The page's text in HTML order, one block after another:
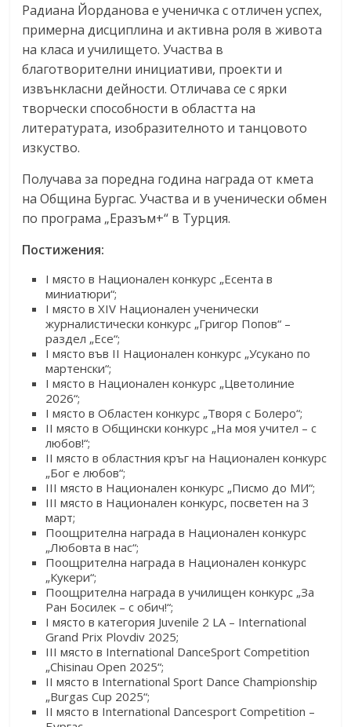
Радиана Йорданова е ученичка с отличен успех,
примерна дисциплина и активна роля в живота
на класа и училището. Участва в
благотворителни инициативи, проекти и
извънкласни дейности. Отличава се с ярки
творчески способности в областта на
литературата, изобразителното и танцовото
изкуство.
Получава за поредна година награда от кмета
на Община Бургас. Участва и в ученически обмен
по програма „Еразъм+“ в Турция.
Постижения:
I място в Национален конкурс „Есента в
миниатюри“;
I място в XIV Национален ученически
журналистически конкурс „Григор Попов“ –
раздел „Есе“;
I място във II Национален конкурс „Усукано по
мартенски“;
I място в Национален конкурс „Цветолиние
2026“;
I място в Областен конкурс „Творя с Болеро“;
II място в Общински конкурс „На моя учител – с
любов!“;
II място в областния кръг на Национален конкурс
„Бог е любов“;
III място в Национален конкурс „Писмо до МИ“;
III място в Национален конкурс, посветен на 3
март;
Поощрителна награда в Национален конкурс
„Любовта в нас“;
Поощрителна награда в Национален конкурс
„Кукери“;
Поощрителна награда в училищен конкурс „За
Ран Босилек – с обич!“;
I място в категория Juvenile 2 LA – International
Grand Prix Plovdiv 2025;
III място в International DanceSport Competition
„Chisinau Open 2025“;
II място в International Sport Dance Championship
„Burgas Cup 2025“;
II място в International Dancesport Competition –